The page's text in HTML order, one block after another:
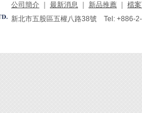
公司簡介 最新消息 新品推薦
檔
新北市五股區五權八路38號 Tel: